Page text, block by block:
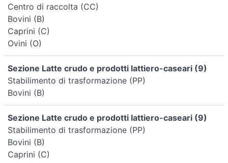
Centro di raccolta (CC)
Bovini (B)
Caprini (C)
Ovini (O)
Sezione Latte crudo e prodotti lattiero-caseari (9)
Stabilimento di trasformazione (PP)
Bovini (B)
Sezione Latte crudo e prodotti lattiero-caseari (9)
Stabilimento di trasformazione (PP)
Bovini (B)
Caprini (C)